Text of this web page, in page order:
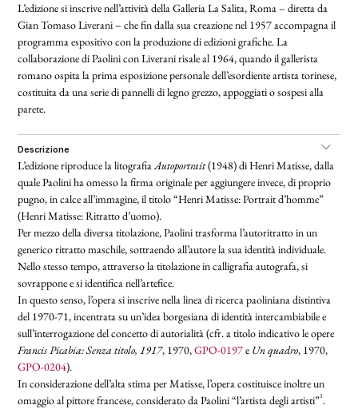
L’edizione si inscrive nell’attività della Galleria La Salita, Roma – diretta da
Gian Tomaso Liverani – che fin dalla sua creazione nel 1957 accompagna il
programma espositivo con la produzione di edizioni grafiche. La
collaborazione di Paolini con Liverani risale al 1964, quando il gallerista
romano ospita la prima esposizione personale dell’esordiente artista torinese,
costituita da una serie di pannelli di legno grezzo, appoggiati o sospesi alla
parete.
descrizione
L’edizione riproduce la litografiaAutoportrait(1948) di Henri Matisse, dalla
quale Paolini ha omesso la firma originale per aggiungere invece, di proprio
pugno, in calce all’immagine, il titolo “Henri Matisse: Portrait d’homme”
(Henri Matisse: Ritratto d’uomo).
Per mezzo della diversa titolazione, Paolini trasforma l’autoritratto in un
generico ritratto maschile, sottraendo all’autore la sua identità individuale.
Nello stesso tempo, attraverso la titolazione in calligrafia autografa, si
sovrappone e si identifica nell’artefice.
In questo senso, l’opera si inscrive nella linea di ricerca paoliniana distintiva
del 1970-71,incentrata su un’idea borgesiana di identità intercambiabile e
sull’interrogazione del concetto di autorialità (cfr. a titolo indicativo le opere
Francis Picabia: Senza titolo, 1917, 1970,GPO-0197e Un quadro, 1970,
GPO-0204).
In considerazione dell’alta stima per Matisse, l’opera costituisce inoltre un
omaggio al pittore francese, considerato da Paolini “l’artista degli artisti”1.